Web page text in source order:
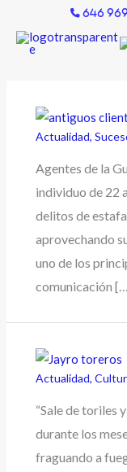
contenido
646
Actualidad,
Agentes de la
individuo de 22
delitos de
aprovechando
uno de los
comunicación
Actualidad,
“Sale de toriles
durante los
fraguando a